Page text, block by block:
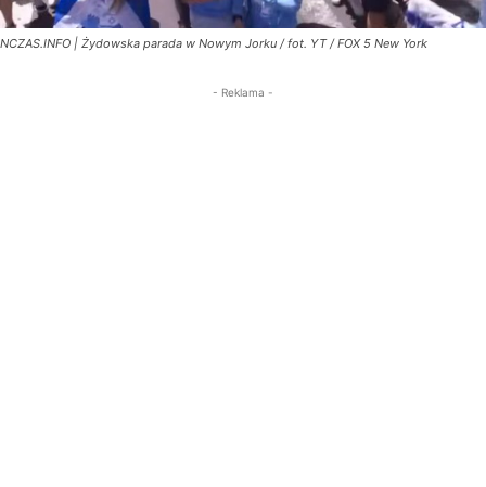
NCZAS.INFO | Żydowska parada w Nowym Jorku / fot. YT / FOX 5 New York
- Reklama -